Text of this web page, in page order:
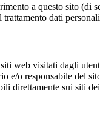
a questo sito (di
dati
web visitati dagli
e/o responsabile del
direttamente sui siti